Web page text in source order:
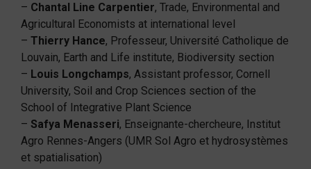
– Chantal Line Carpentier, Trade, Environmental and
Agricultural Economists at international level
– Thierry Hance, Professeur, Université Catholique de
Louvain, Earth and Life institute, Biodiversity section
– Louis Longchamps, Assistant professor, Cornell
University, Soil and Crop Sciences section of the
School of Integrative Plant Science
– Safya Menasseri, Enseignante-chercheure, Institut
Agro Rennes-Angers (UMR Sol Agro et hydrosystèmes
et spatialisation)